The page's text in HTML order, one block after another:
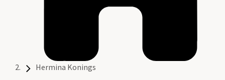
Hermina Konings